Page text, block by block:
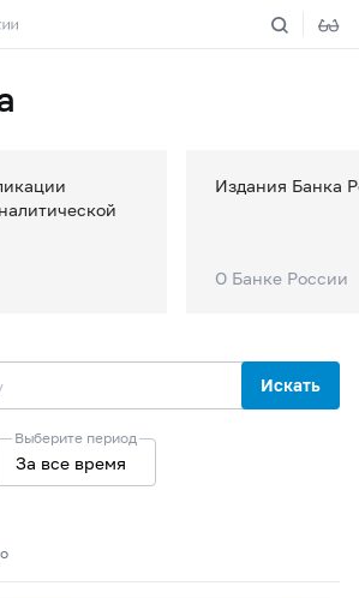
Издания Банка
О Банке России
Искать
Выберите период
За все время